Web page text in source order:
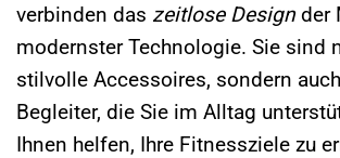
verbinden das zeitlose Designder
modernster Technologie. Sie sind
stilvolle Accessoires, sondern
Begleiter, die Sie im Alltag
Ihnen helfen, Ihre Fitnessziele zu